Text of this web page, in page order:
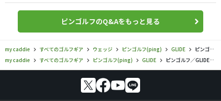
ピンゴルフのQ&Aをもっと見る
my caddie すべてのゴルフギア ウェッジ ピンゴルフ(ping) GLIDE
ピンゴルフ／GLIDE／グライド 2.0 ウェッジの口コミ評価
my caddie
すべてのゴルフギア ピンゴルフ(ping) GLIDE ピンゴルフ／GLIDE／グライド 2.0 ウェッジの口コミ評価